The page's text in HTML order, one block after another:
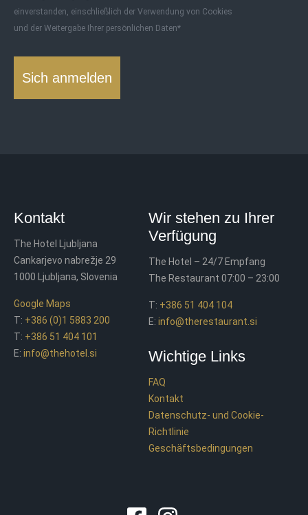
einverstanden, einschließlich der Verwendung von Cookies
und der Weitergabe Ihrer persönlichen Daten*
Sich anmelden
Kontakt
The Hotel Ljubljana
Cankarjevo nabrežje 29
1000 Ljubljana, Slovenia
Google Maps
T: +386 (0)1 5883 200
T: +386 51 404 101
E: info@thehotel.si
Wir stehen zu Ihrer
Verfügung
The Hotel – 24/7 Empfang
The Restaurant 07:00 – 23:00
T: +386 51 404 104
E: info@therestaurant.si
Wichtige Links
FAQ
Kontakt
Datenschutz- und Cookie-
Richtlinie
Geschäftsbedingungen